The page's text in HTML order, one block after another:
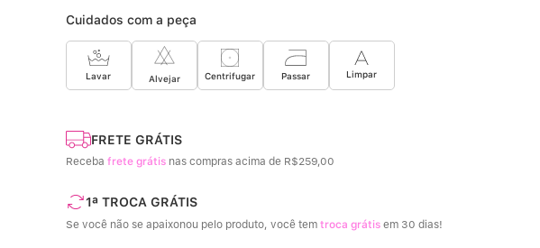
Cuidados com a peça
Lavar Alvejar Centrifugar Passar Limpar
FRETE GRÁTIS
Receba frete grátisnas compras acima de R$259,00
1ª TROCA GRÁTIS
Se você não se apaixonou pelo produto, você tem troca grátisem 30 dias!